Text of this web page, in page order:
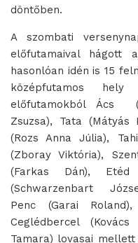
döntőben.
A szombati
előfutamaival hágott
hasonlóan idén is 15
középfutamos
előfutamokból Ács
Zsuzsa), Tata (Mátyás
(Rozs Anna Júlia),
(Zboray Viktória),
(Farkas Dán), Etéd
(Schwarzenbart
Penc (Garai
Ceglédbercel
Tamara) lovasai